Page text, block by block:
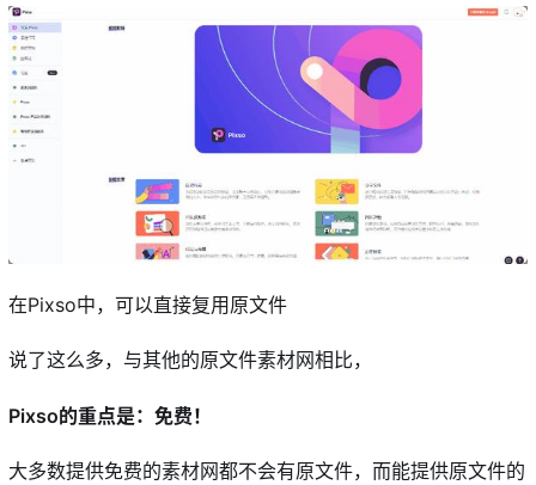
在Pixso中，可以直接复用原文件
说了这么多，与其他的原文件素材网相比，
Pixso的重点是：免费！
大多数提供免费的素材网都不会有原文件，而能提供原文件的